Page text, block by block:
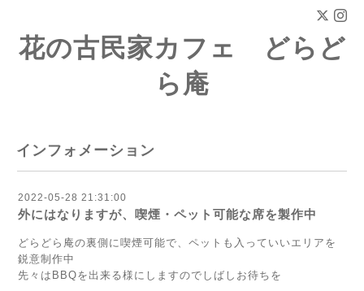
花の古民家カフェ どらど
ら庵
インフォメーション
2022-05-28 21:31:00
外にはなりますが、喫煙・ペット可能な席を製作中
どらどら庵の裏側に喫煙可能で、ペットも入っていいエリアを
鋭意制作中
先々はBBQを出来る様にしますのでしばしお待ちを